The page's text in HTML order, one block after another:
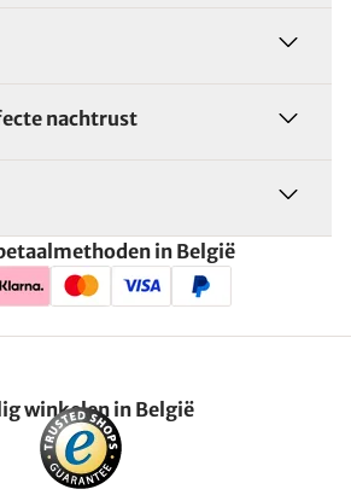
nachtrust
in België
winkelen in België